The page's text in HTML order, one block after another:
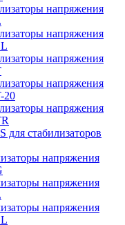
напряжения
напряжения
напряжения
напряжения
20
напряжения
для стабилизаторов
напряжения
напряжения
напряжения